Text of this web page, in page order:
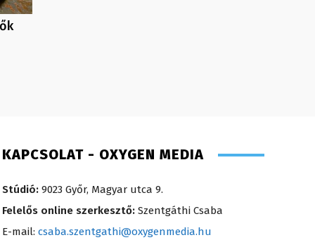
KAPCSOLAT - OXYGEN MEDIA
Stúdió: 9023 Győr, Magyar utca 9.
Felelős online szerkesztő: Szentgáthi Csaba
E-mail: csaba.szentgathi@oxygenmedia.hu